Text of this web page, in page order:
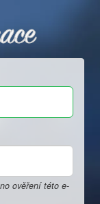
ověření této e-